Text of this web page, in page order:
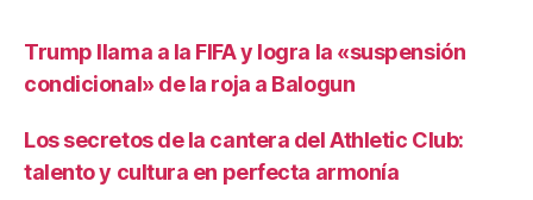
Trump llama a la FIFA y logra la «suspensión
condicional» de la roja a Balogun
Los secretos de la cantera del Athletic Club:
talento y cultura en perfecta armonía